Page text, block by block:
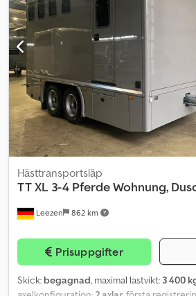
Leezen 862 km
Hästtransportsläp
TT XL 3-4 Pferde Wohnung,
Prisuppgifter
Skick: begagnad, maximal lastvikt: 3 400